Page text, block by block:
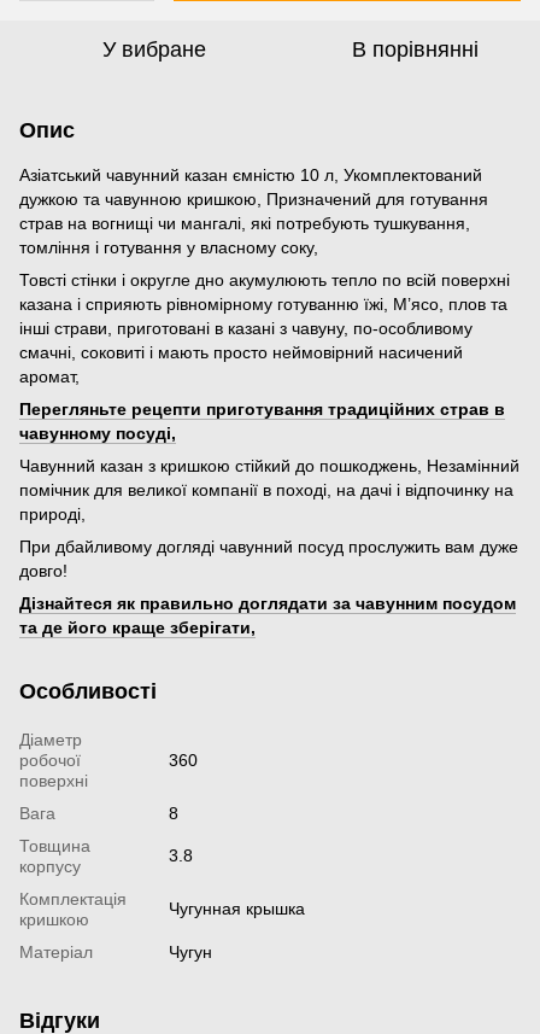
У вибране В порівнянні
Опис
Азіатський чавунний казан ємністю 10 л, Укомплектований
дужкою та чавунною кришкою, Призначений для готування
страв на вогнищі чи мангалі, які потребують тушкування,
томління і готування у власному соку,
Товсті стінки і округле дно акумулюють тепло по всій поверхні
казана і сприяють рівномірному готуванню їжі, М’ясо, плов та
інші страви, приготовані в казані з чавуну, по-особливому
смачні, соковиті і мають просто неймовірний насичений
аромат,
Перегляньте рецепти приготування традиційних страв в
чавунному посуді,
Чавунний казан з кришкою стійкий до пошкоджень, Незамінний
помічник для великої компанії в поході, на дачі і відпочинку на
природі,
При дбайливому догляді чавунний посуд прослужить вам дуже
довго!
Дізнайтеся як правильно доглядати за чавунним посудом
та де його краще зберігати,
Особливості
Діаметр
робочої
поверхні
360
Вага
8
Товщина
корпусу
3.8
Комплектація
кришкою
Чугунная крышка
Матеріал Чугун
Відгуки